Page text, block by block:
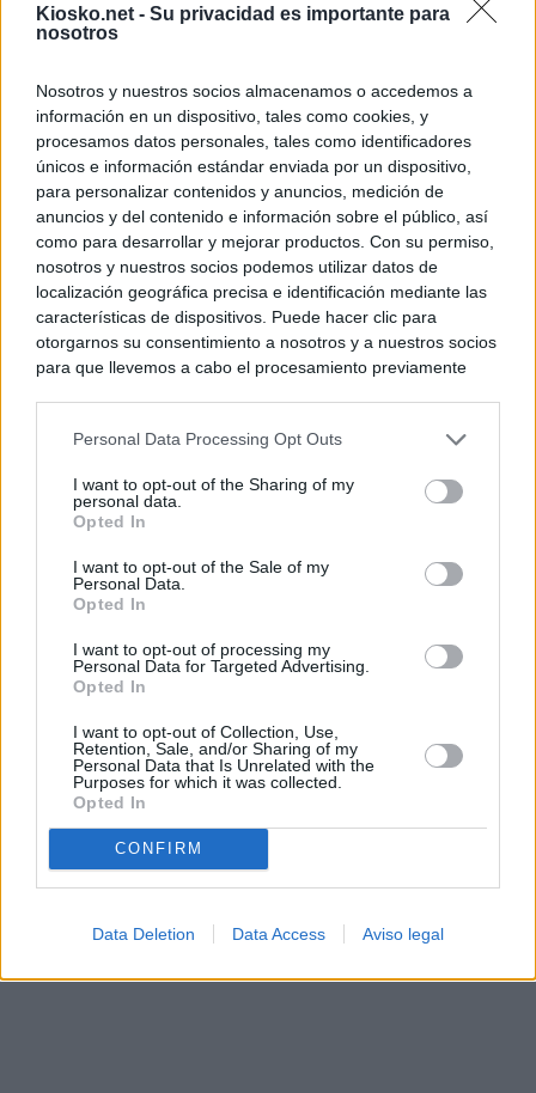
Kiosko.net - Su privacidad es importante para
nosotros
Nosotros y nuestros socios almacenamos o accedemos a
información en un dispositivo, tales como cookies, y
procesamos datos personales, tales como identificadores
únicos e información estándar enviada por un dispositivo,
para personalizar contenidos y anuncios, medición de
anuncios y del contenido e información sobre el público, así
como para desarrollar y mejorar productos. Con su permiso,
nosotros y nuestros socios podemos utilizar datos de
localización geográfica precisa e identificación mediante las
características de dispositivos. Puede hacer clic para
otorgarnos su consentimiento a nosotros y a nuestros socios
para que llevemos a cabo el procesamiento previamente
negar su consentimiento. Tenga en cuenta que algún
de su consentimiento, pero usted tiene el derecho de
rechazar tal procesamiento. Sus preferencias se aplicarán
cualquier momento entrando de nuevo en este sitio web o
visitando nuestra política de privacidad.
Personal Data Processing Opt Outs
I want to opt-out of the Sharing of my
personal data.
Opted In
I want to opt-out of the Sale of my
Personal Data.
Opted In
I want to opt-out of processing my
Personal Data for Targeted Advertising.
Opted In
I want to opt-out of Collection, Use,
Retention, Sale, and/or Sharing of my
Personal Data that Is Unrelated with the
Purposes for which it was collected.
Opted In
CONFIRM
Data Deletion Data Access Aviso legal